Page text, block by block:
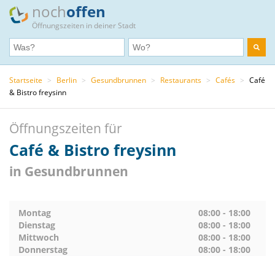
nochoffen
Öffnungszeiten in deiner Stadt
Startseite > Berlin > Gesundbrunnen > Restaurants > Cafés > Café
& Bistro freysinn
Öffnungszeiten für
Café & Bistro freysinn
in Gesundbrunnen
Montag
08:00 - 18:00
Dienstag
08:00 - 18:00
Mittwoch
08:00 - 18:00
Donnerstag
08:00 - 18:00